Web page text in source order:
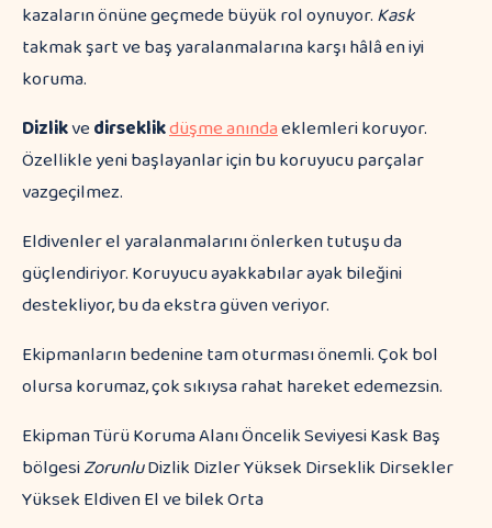
kazaların önüne geçmede büyük rol oynuyor.Kask
takmak şart ve baş yaralanmalarına karşı hâlâ en iyi
koruma.
Dizlikvedirseklikdüşme anındaeklemleri koruyor.
Özellikle yeni başlayanlar için bu koruyucu parçalar
vazgeçilmez.
Eldivenler el yaralanmalarını önlerken tutuşu da
güçlendiriyor. Koruyucu ayakkabılar ayak bileğini
destekliyor, bu da ekstra güven veriyor.
Ekipmanların bedenine tam oturması önemli. Çok bol
olursa korumaz, çok sıkıysa rahat hareket edemezsin.
Ekipman Türü Koruma Alanı Öncelik Seviyesi Kask Baş
bölgesiZorunluDizlik Dizler Yüksek Dirseklik Dirsekler
Yüksek Eldiven El ve bilek Orta